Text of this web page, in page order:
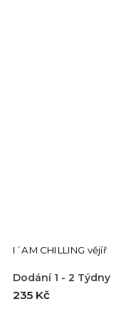
I´AM CHILLING vějíř
Dodání 1 - 2 Týdny
235 Kč